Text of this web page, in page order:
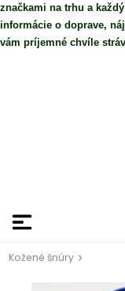
značkami na trhu a
informácie o doprave,
vám príjemné chvíle
Kožené šnúry